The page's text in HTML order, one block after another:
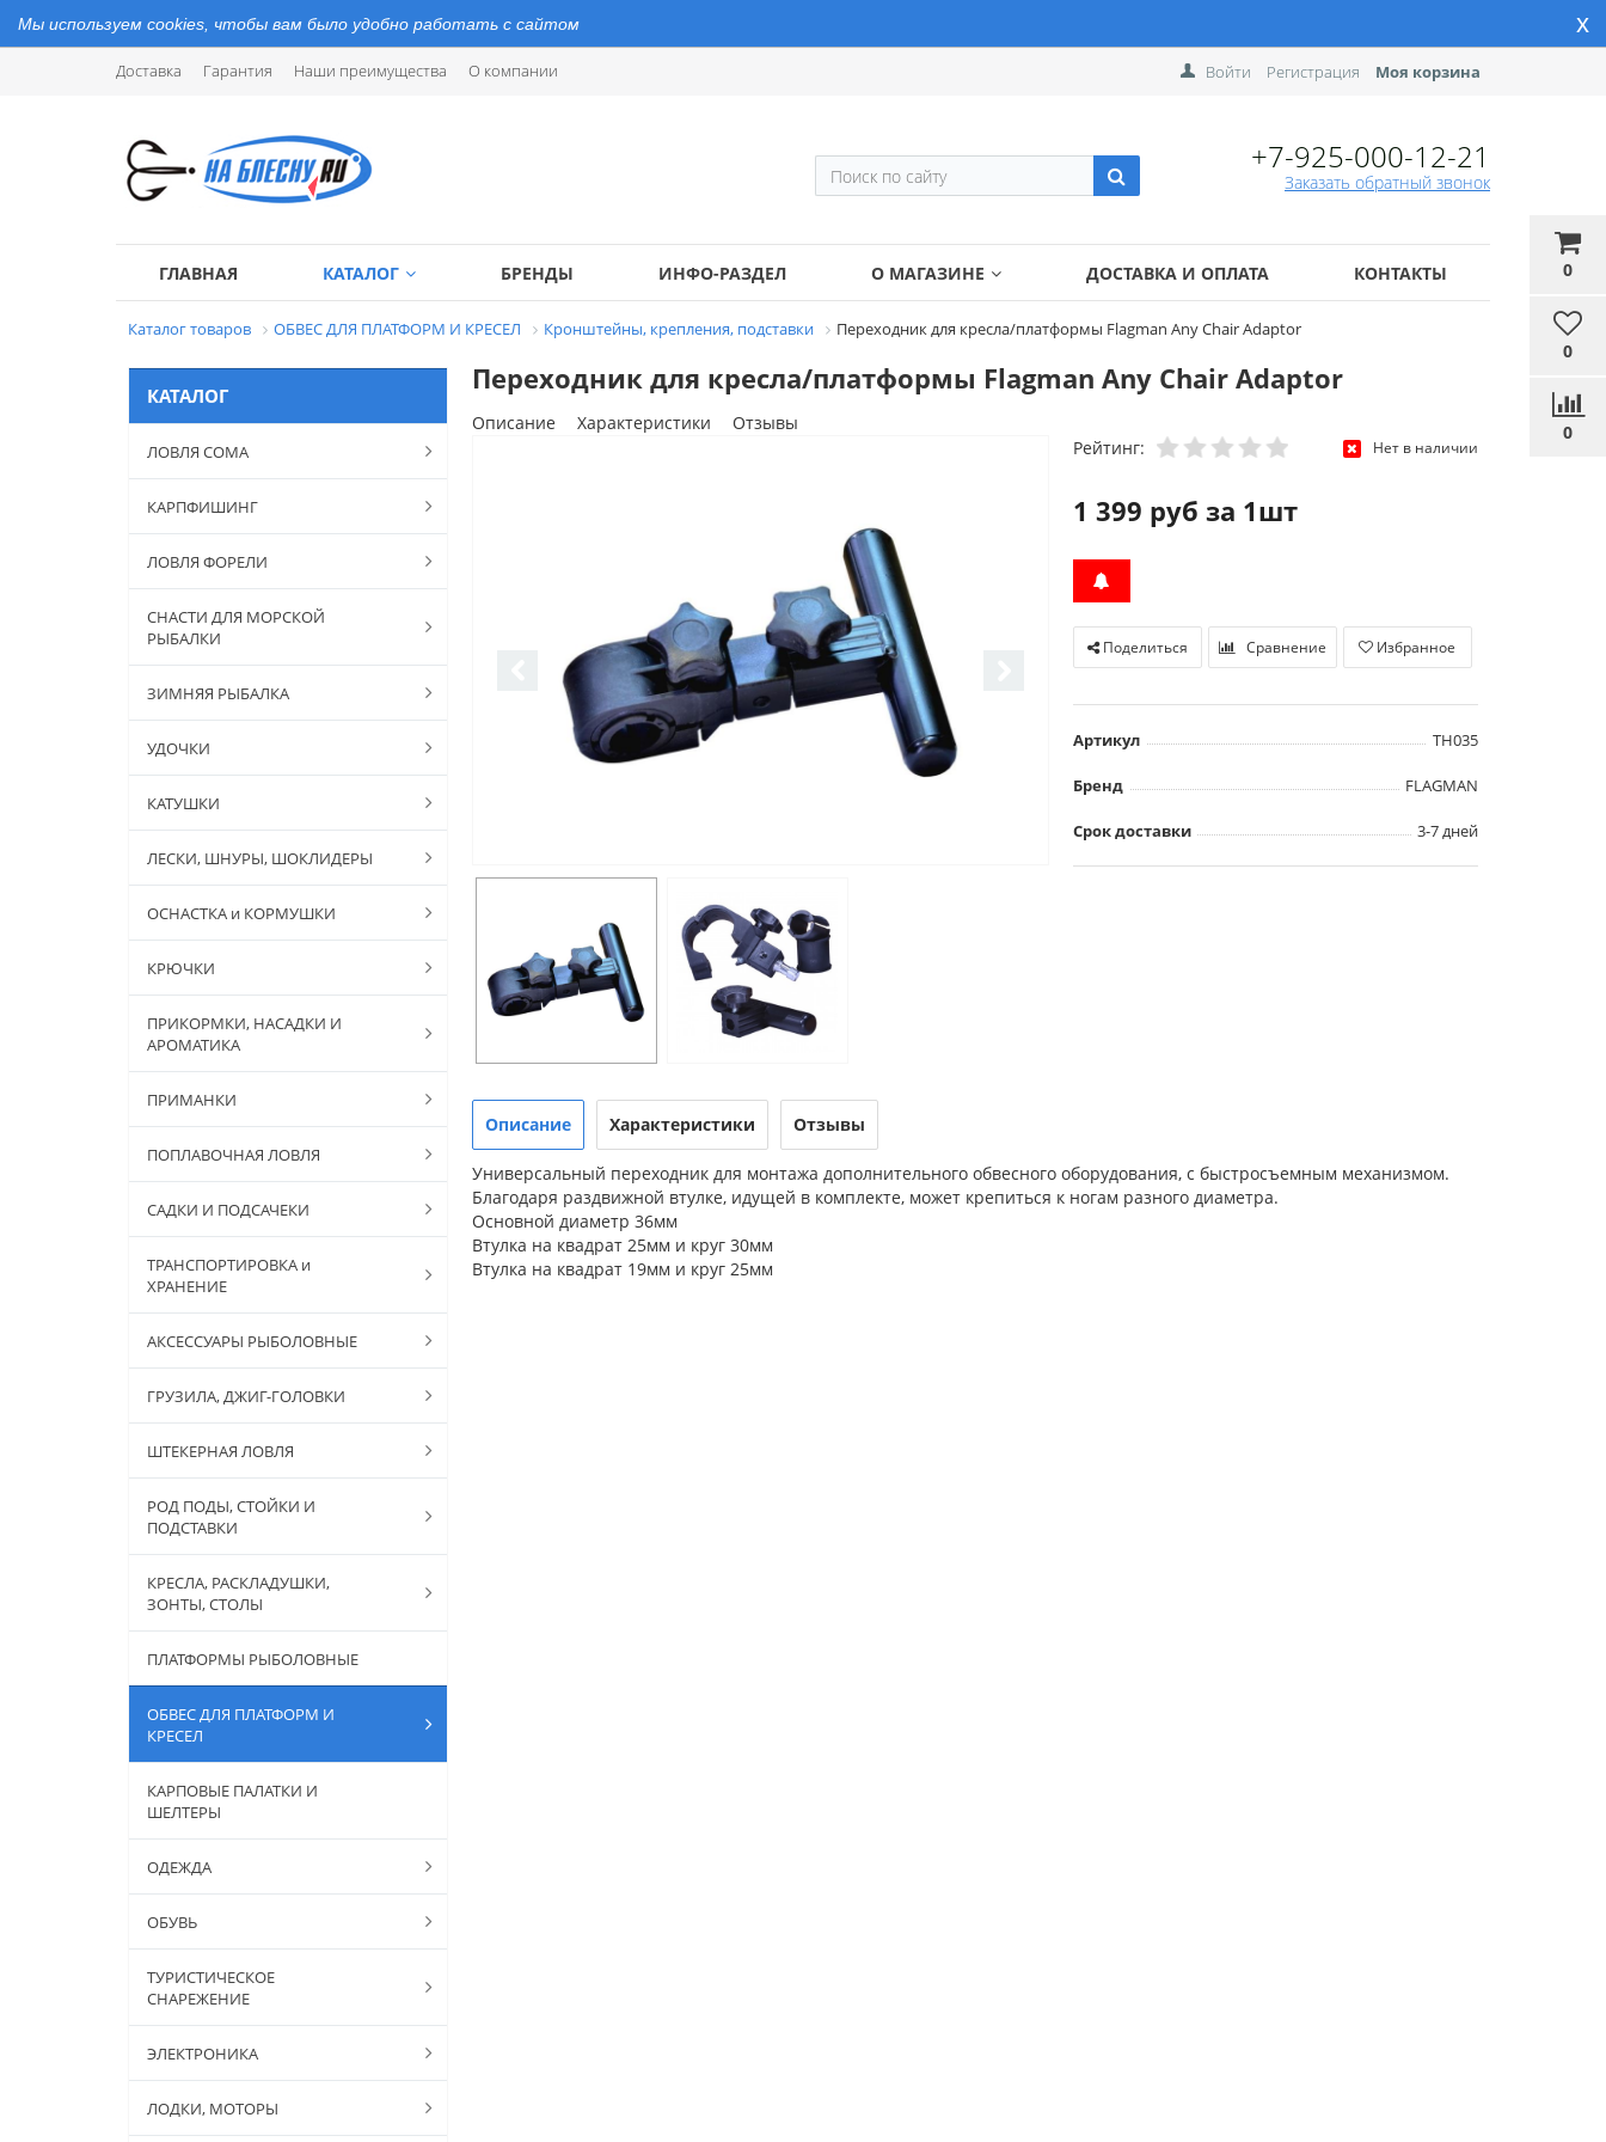
Мы используем cookies, чтобы вам было удобно работать с сайтом x
Доставка Гарантия Наши преимущества О компании
0
0
0
Войти Регистрация Моя корзина
+7-925-000-12-21
Заказать обратный звонок
ГЛАВНАЯ КАТАЛОГ БРЕНДЫ ИНФО-РАЗДЕЛ О МАГАЗИНЕ ДОСТАВКА И ОПЛАТА КОНТАКТЫ
Каталог товаров ОБВЕС ДЛЯ ПЛАТФОРМ И КРЕСЕЛ Кронштейны, крепления, подставки Переходник для кресла/платформы Flagman Any Chair Adaptor
КАТАЛОГ
ЛОВЛЯ СОМА
КАРПФИШИНГ
ЛОВЛЯ ФОРЕЛИ
СНАСТИ ДЛЯ МОРСКОЙ
РЫБАЛКИ
ЗИМНЯЯ РЫБАЛКА
УДОЧКИ
КАТУШКИ
ЛЕСКИ, ШНУРЫ, ШОКЛИДЕРЫ
ОСНАСТКА и КОРМУШКИ
КРЮЧКИ
ПРИКОРМКИ, НАСАДКИ И
АРОМАТИКА
ПРИМАНКИ
ПОПЛАВОЧНАЯ ЛОВЛЯ
САДКИ И ПОДСАЧЕКИ
ТРАНСПОРТИРОВКА и
ХРАНЕНИЕ
АКСЕССУАРЫ РЫБОЛОВНЫЕ
ГРУЗИЛА, ДЖИГ-ГОЛОВКИ
ШТЕКЕРНАЯ ЛОВЛЯ
РОД ПОДЫ, СТОЙКИ И
ПОДСТАВКИ
КРЕСЛА, РАСКЛАДУШКИ,
ЗОНТЫ, СТОЛЫ
ПЛАТФОРМЫ РЫБОЛОВНЫЕ
ОБВЕС ДЛЯ ПЛАТФОРМ И
КРЕСЕЛ
КАРПОВЫЕ ПАЛАТКИ И
ШЕЛТЕРЫ
ОДЕЖДА
ОБУВЬ
ТУРИСТИЧЕСКОЕ
СНАРЕЖЕНИЕ
ЭЛЕКТРОНИКА
ЛОДКИ, МОТОРЫ
Переходник для кресла/платформы Flagman Any Chair Adaptor
Описание Характеристики
Отзывы
Рейтинг:
Нет в наличии
1 399 руб за 1шт
Поделиться Сравнение Избранное
Артикул TH035
Бренд FLAGMAN
Срок доставки 3-7 дней
Описание Характеристики Отзывы
Универсальный переходник для монтажа дополнительного обвесного оборудования, с быстросъемным механизмом.
Благодаря раздвижной втулке, идущей в комплекте, может крепиться к ногам разного диаметра.
Основной диаметр 36мм
Втулка на квадрат 25мм и круг 30мм
Втулка на квадрат 19мм и круг 25мм